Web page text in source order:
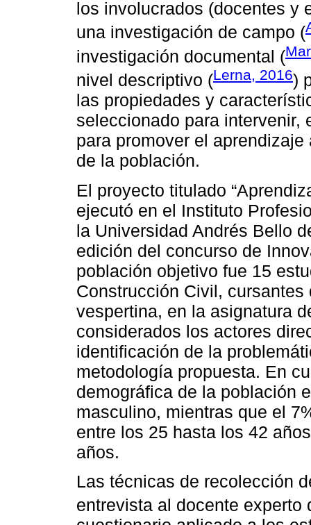
los involucrados (docentes y
una investigación de campo (
investigación documental (
nivel descriptivo (Lerna, 2016)
las propiedades y
seleccionado para intervenir,
para promover el
de la población.
El proyecto titulado
ejecutó en el Instituto
la Universidad Andrés Bello
edición del concurso de
población objetivo fue 15
Construcción Civil,
vespertina, en la asignatura
considerados los actores
identificación de la
metodología propuesta. En
demográfica de la población
masculino, mientras que el
entre los 25 hasta los 42
años.
Las técnicas de recolección
entrevista al docente experto